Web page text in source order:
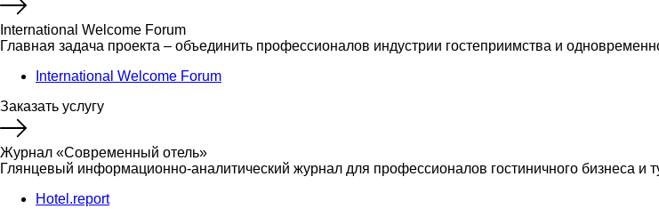
International Welcome Forum
Главная задача проекта – объединить профессионалов индустрии гостеприимства и
International Welcome Forum
Заказать услугу
Журнал «Современный отель»
Глянцевый информационно-аналитический журнал для профессионалов гостиничного бизнеса и
Hotel.report